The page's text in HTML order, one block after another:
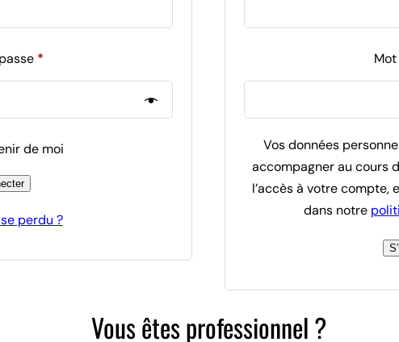
*Obligatoire
de moi
perdu ?
Vos données
accompagner au cours
l’accès à votre compte,
dans notre
Vous êtes professionnel ?